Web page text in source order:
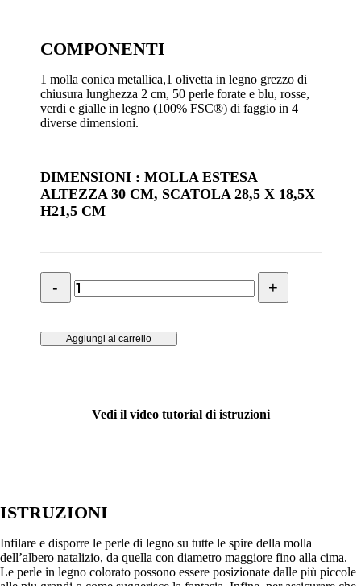
COMPONENTI
1 molla conica metallica,1 olivetta in legno grezzo di
chiusura lunghezza 2 cm, 50 perle forate e blu, rosse,
verdi e gialle in legno (100% FSC®) di faggio in 4
diverse dimensioni.
DIMENSIONI : MOLLA ESTESA
ALTEZZA 30 CM, SCATOLA 28,5 X 18,5X
H21,5 CM
albero
natalizio
multicolore
Aggiungi al carrello
Vedi il video tutorial di istruzioni
ISTRUZIONI
Infilare e disporre le perle di legno su tutte le spire della molla
dell’albero natalizio, da quella con diametro maggiore fino alla cima.
Le perle in legno colorato possono essere posizionate dalle più piccole